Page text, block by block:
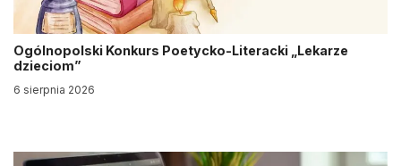
Ogólnopolski Konkurs Poetycko-Literacki „Lekarze
dzieciom”
6 sierpnia 2026